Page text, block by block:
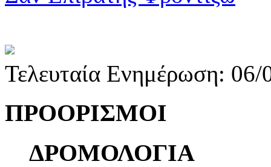
Τελευταία Ενημέρωση:
ΠΡΟΟΡΙΣΜΟΙ
ΔΡΟΜΟΛΟΓΙΑ